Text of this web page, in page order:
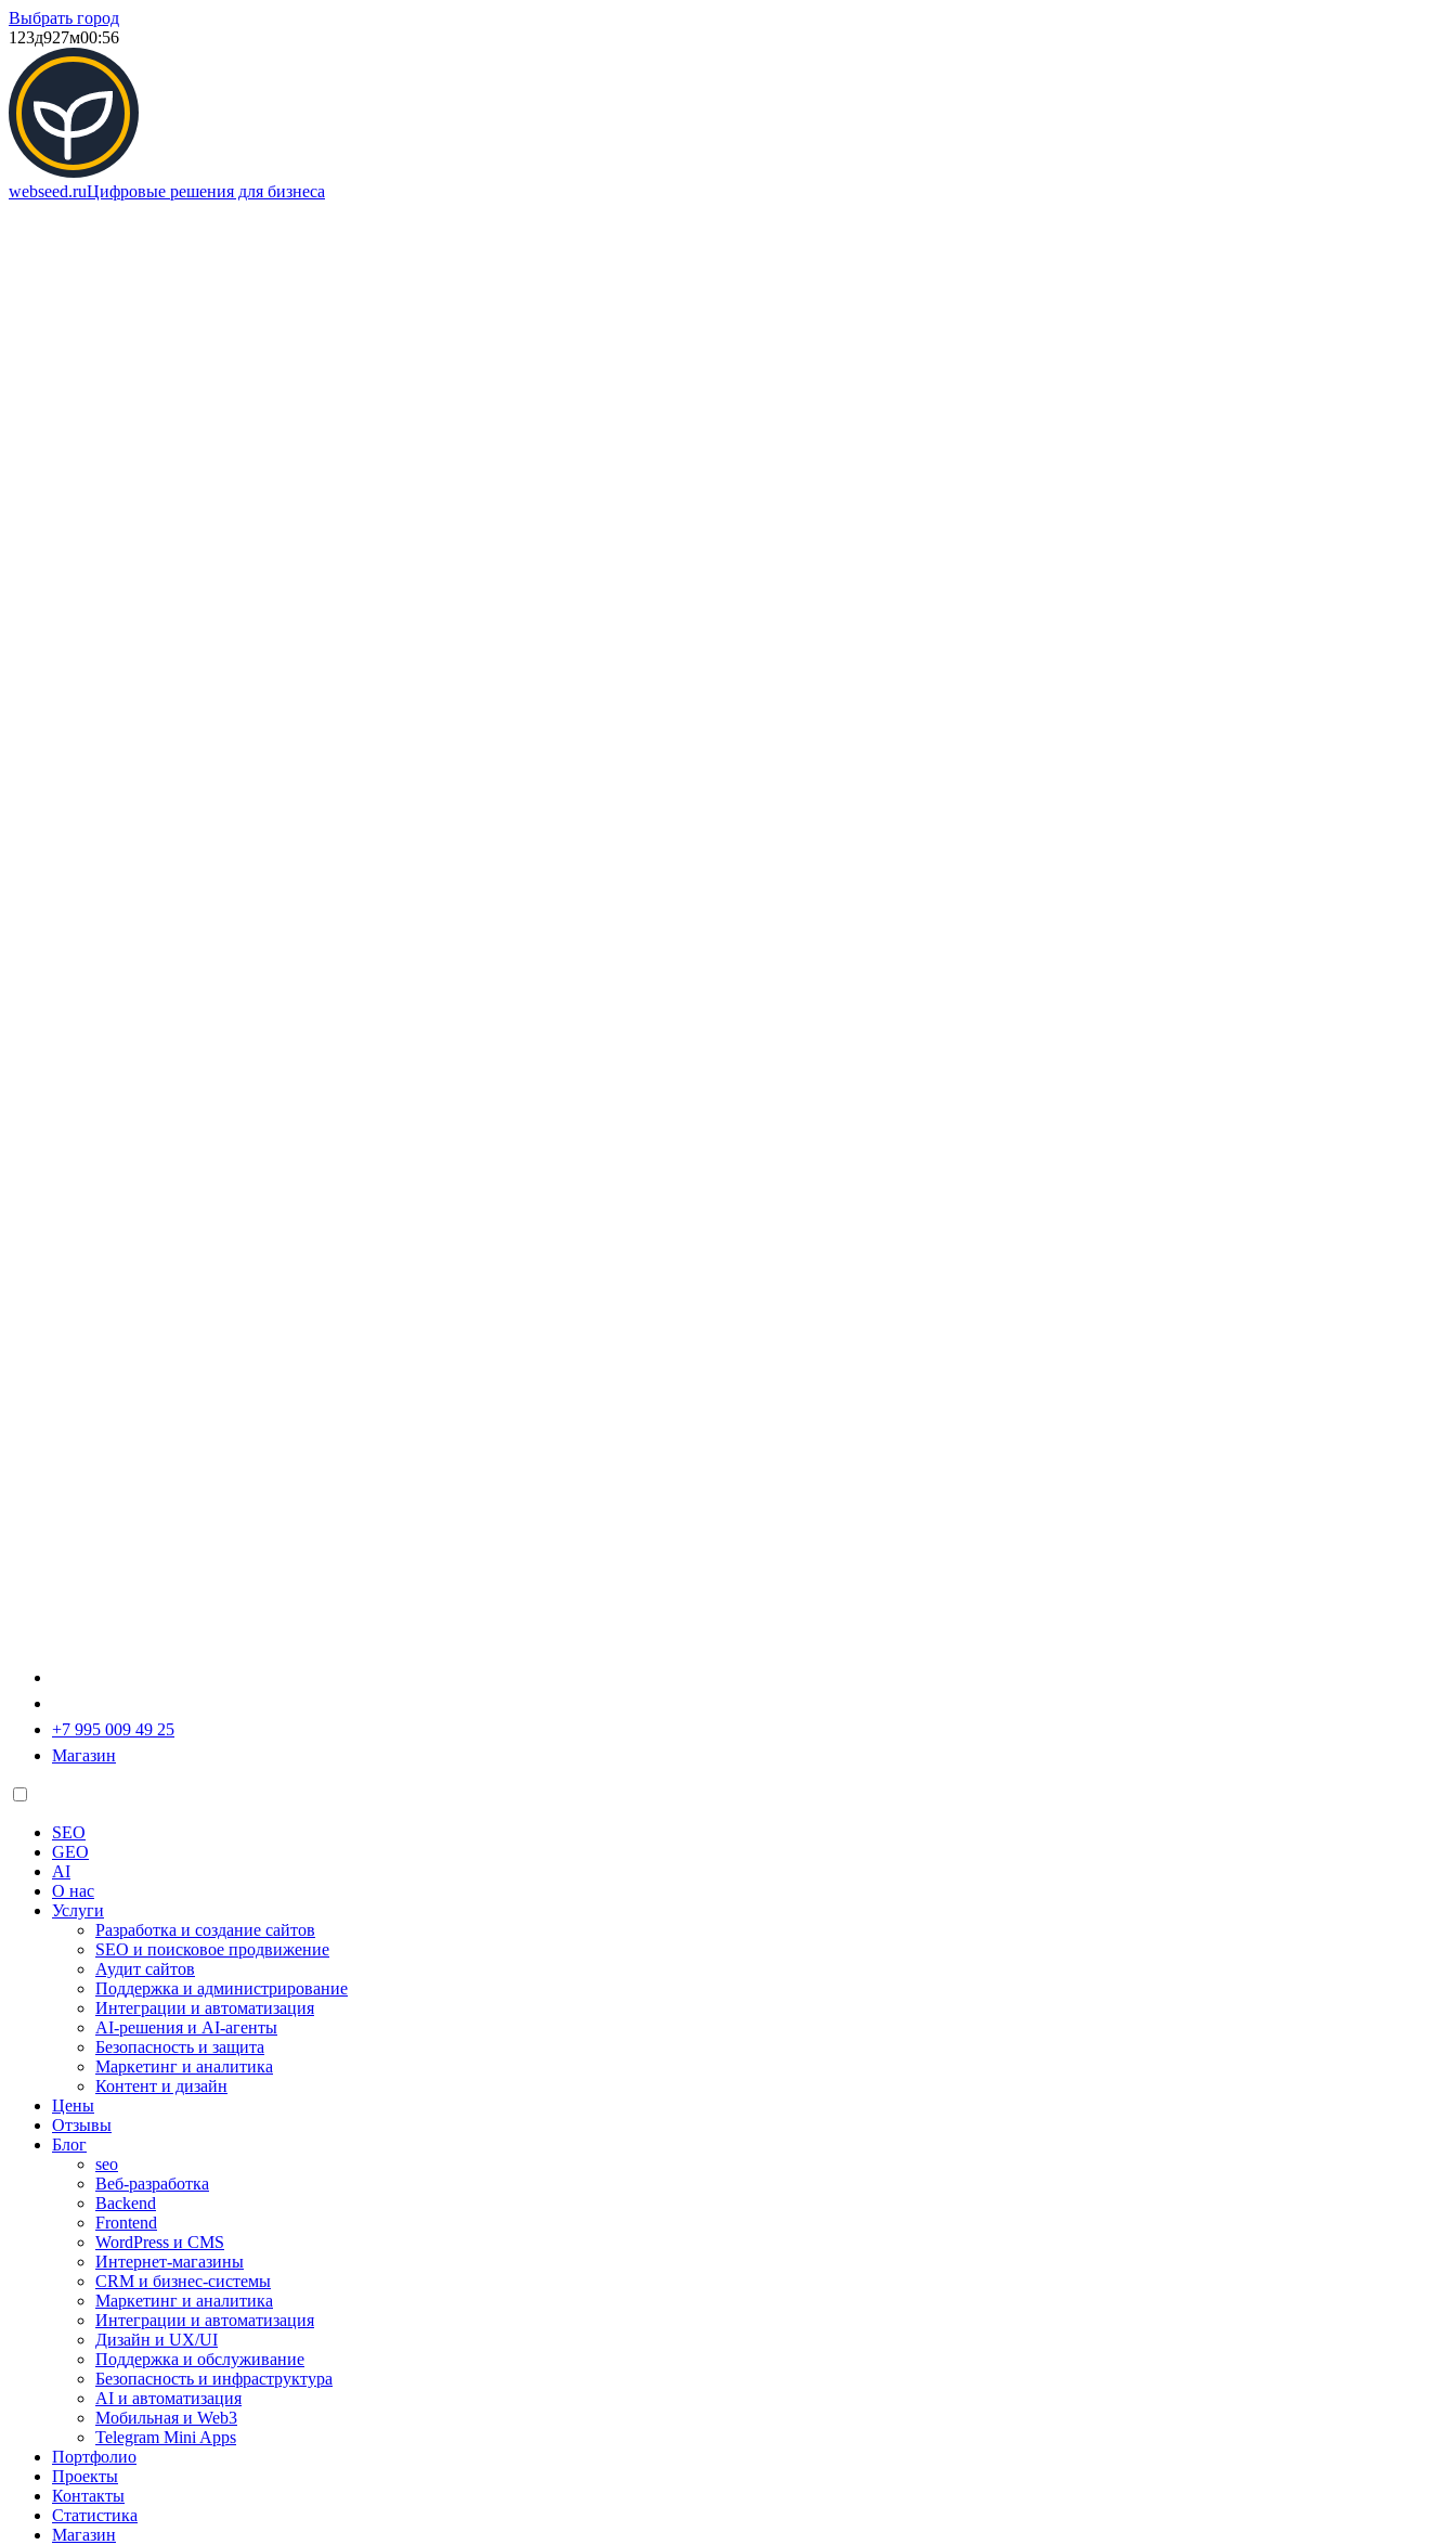
Выбрать город
123д927м00:56
webseed.ruЦифровые решения для бизнеса
+7 995 009 49 25
Магазин
SEO
GEO
AI
О нас
Услуги
Разработка и создание сайтов
SEO и поисковое продвижение
Аудит сайтов
Поддержка и администрирование
Интеграции и автоматизация
AI-решения и AI-агенты
Безопасность и защита
Маркетинг и аналитика
Контент и дизайн
Цены
Отзывы
Блог
seo
Веб-разработка
Backend
Frontend
WordPress и CMS
Интернет-магазины
CRM и бизнес-системы
Маркетинг и аналитика
Интеграции и автоматизация
Дизайн и UX/UI
Поддержка и обслуживание
Безопасность и инфраструктура
AI и автоматизация
Мобильная и Web3
Telegram Mini Apps
Портфолио
Проекты
Контакты
Статистика
Магазин